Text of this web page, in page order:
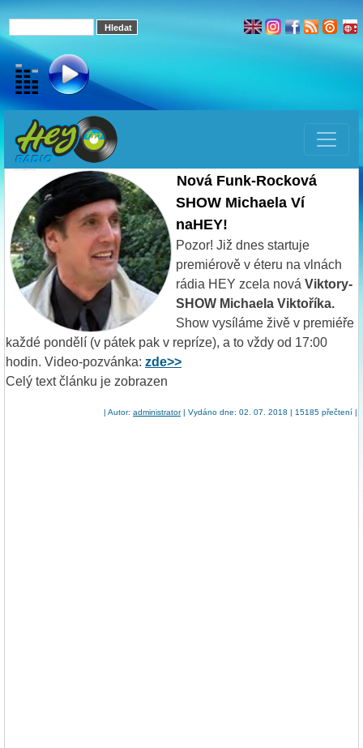
Nová Funk-Rocková
SHOW Michaela Ví
naHEY!
Pozor! Již dnes startuje
premiérově v éteru na vlnách
rádia HEY zcela nová Viktory-
SHOW Michaela Viktoříka.
Show vysíláme živě v premiéře
každé pondělí (v pátek pak v repríze), a to vždy od 17:00
hodin. Video-pozvánka: zde>>
Celý text článku je zobrazen
| Autor: administrator| Vydáno dne: 02. 07. 2018 | 15185 přečtení |